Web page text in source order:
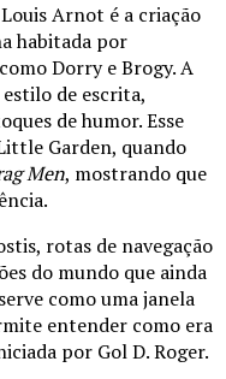
Arnot é a criação
habitada por
Dorry e Brogy. A
de escrita,
de humor. Esse
Garden, quando
Men, mostrando que
rotas de navegação
do mundo que ainda
como uma janela
entender como era
por Gol D. Roger.